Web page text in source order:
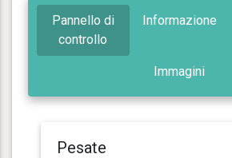
Pannello di
controllo
Informazione
Immagini
Pesate